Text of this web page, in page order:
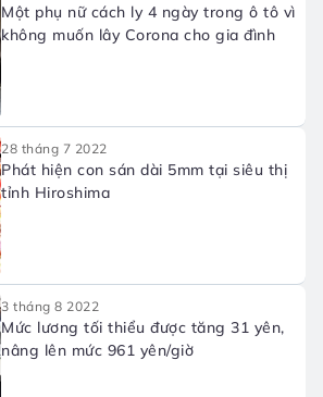
Một phụ nữ cách ly 4 ngày trong ô tô vì
không muốn lây Corona cho gia đình
28 tháng 7 2022
Phát hiện con sán dài 5mm tại siêu thị
tỉnh Hiroshima
3 tháng 8 2022
Mức lương tối thiểu được tăng 31 yên,
nâng lên mức 961 yên/giờ